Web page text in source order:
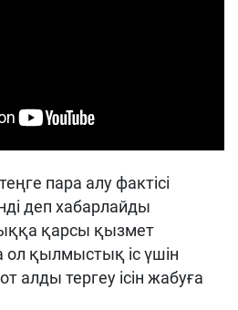
пара алу фактісі
деп хабарлайды
қарсы қызмет
ол қылмыстық іс үшін
алды тергеу ісін жабуға